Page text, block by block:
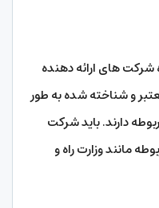
شرکت‌ های ارائه ‌دهنده
و شناخته ‌شده به طور
دارند. باید شرکت
مانند وزارت راه و